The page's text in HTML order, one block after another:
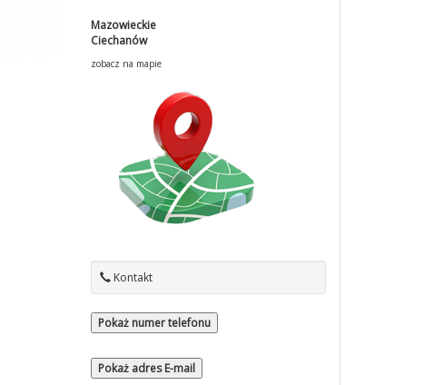
Mazowieckie
Ciechanów
zobacz na mapie
Kontakt
Pokaż numer telefonu
Pokaż adres E-mail